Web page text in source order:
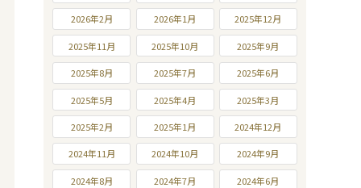
2026年2月 2026年1月 2025年12月
2025年11月 2025年10月 2025年9月
2025年8月 2025年7月 2025年6月
2025年5月 2025年4月 2025年3月
2025年2月 2025年1月 2024年12月
2024年11月 2024年10月 2024年9月
2024年8月 2024年7月 2024年6月